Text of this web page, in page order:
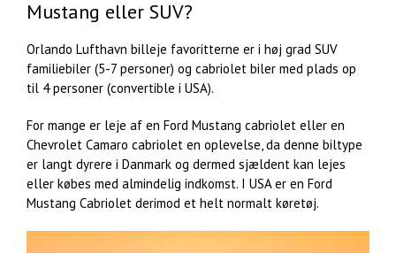
Mustang eller SUV?
Orlando Lufthavn billeje favoritterne er i høj grad SUV
familiebiler (5-7 personer) og cabriolet biler med plads op
til 4 personer (convertible i USA).
For mange er leje af en Ford Mustang cabriolet eller en
Chevrolet Camaro cabriolet en oplevelse, da denne biltype
er langt dyrere i Danmark og dermed sjældent kan lejes
eller købes med almindelig indkomst. I USA er en Ford
Mustang Cabriolet derimod et helt normalt køretøj.